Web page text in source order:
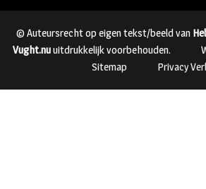
© Auteursrecht op eigen tekst/beeld van
Vught.nuuitdrukkelijk voorbehouden.
Sitemap
Privacy